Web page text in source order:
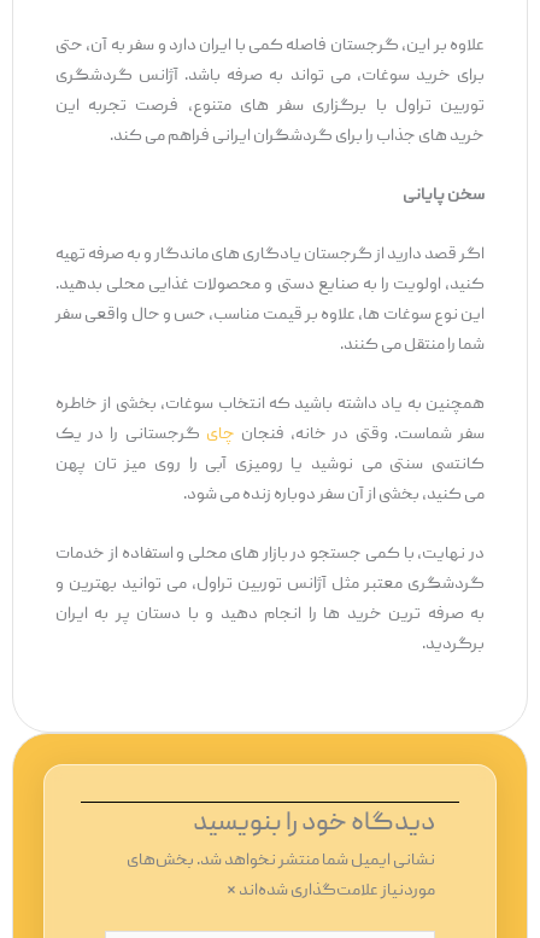
علاوه بر این، گرجستان فاصله کمی با ایران دارد و سفر به آن، حتی
برای خرید سوغات، می ‌تواند به‌ صرفه باشد. آژانس گردشگری
توربین تراول با برگزاری سفر های متنوع، فرصت تجربه این
خرید های جذاب را برای گردشگران ایرانی فراهم می ‌کند.
سخن پایانی
اگر قصد دارید از گرجستان یادگاری ‌های ماندگار و به ‌صرفه تهیه
کنید، اولویت را به صنایع‌ دستی و محصولات غذایی محلی بدهید.
این نوع سوغات ‌ها، علاوه بر قیمت مناسب، حس و حال واقعی سفر
شما را منتقل می‌ کنند.
همچنین به یاد داشته باشید که انتخاب سوغات، بخشی از خاطره
سفر شماست. وقتی در خانه، فنجانچایگرجستانی را در یک
کانتسی سنتی می‌ نوشید یا رومیزی آبی را روی میز تان پهن
می ‌کنید، بخشی از آن سفر دوباره زنده می ‌شود.
در نهایت، با کمی جستجو در بازار های محلی و استفاده از خدمات
گردشگری معتبر مثل آژانس توربین تراول، می ‌توانید بهترین و
به‌ صرفه ‌ترین خرید ها را انجام دهید و با دستان پر به ایران
برگردید.
دیدگاه‌ خود را بنویسید
نشانی ایمیل شما منتشر نخواهد شد.بخش‌های
موردنیاز علامت‌گذاری شده‌اند*